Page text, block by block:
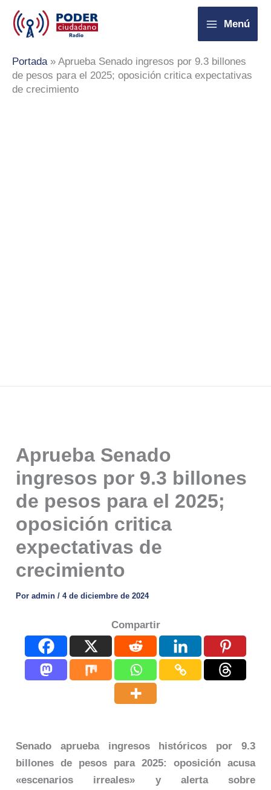
contenido
Menú
Portada» Aprueba Senado ingresos por 9.3 billones
de pesos para el 2025; oposición critica expectativas
de crecimiento
Aprueba Senado
ingresos por 9.3 billones
de pesos para el 2025;
oposición critica
expectativas de
crecimiento
Poradmin/4 de diciembre de 2024
Compartir
Senado aprueba ingresos históricos por 9.3
billones de pesos para 2025: oposición acusa
«escenarios irreales» y alerta sobre